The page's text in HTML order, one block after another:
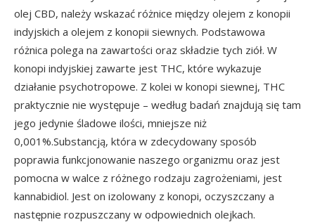
olej CBD, należy wskazać różnice między olejem z konopii
indyjskich a olejem z konopii siewnych. Podstawowa
różnica polega na zawartości oraz składzie tych ziół. W
konopi indyjskiej zawarte jest THC, które wykazuje
działanie psychotropowe. Z kolei w konopi siewnej, THC
praktycznie nie występuje – według badań znajdują się tam
jego jedynie śladowe ilości, mniejsze niż
0,001%.Substancją, która w zdecydowany sposób
poprawia funkcjonowanie naszego organizmu oraz jest
pomocna w walce z różnego rodzaju zagrożeniami, jest
kannabidiol. Jest on izolowany z konopi, oczyszczany a
następnie rozpuszczany w odpowiednich olejkach.